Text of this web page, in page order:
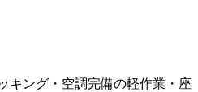
キング・空調完備の軽作業・座